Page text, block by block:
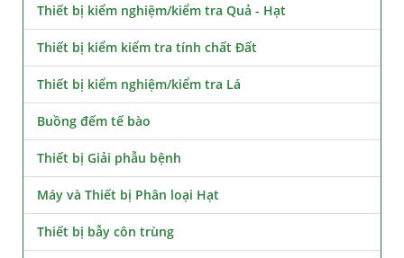
Thiết bị kiểm nghiệm/kiểm tra Quả - Hạt
Thiết bị kiểm kiểm tra tính chất Đất
Thiết bị kiểm nghiệm/kiểm tra Lá
Buồng đếm tế bào
Thiết bị Giải phẫu bệnh
Máy và Thiết bị Phân loại Hạt
Thiết bị bẫy côn trùng